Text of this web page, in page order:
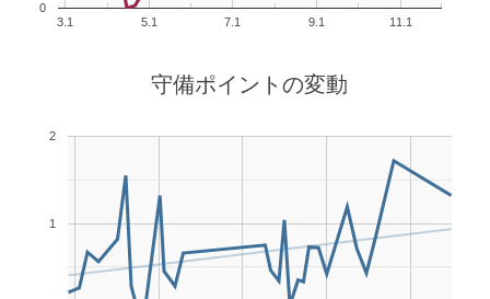
3.1 5.1 7.1 9.1 11.1
0
守備ポイントの変動
1
2